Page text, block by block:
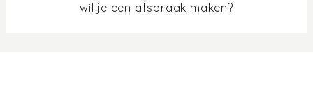
wil je een afspraak maken?